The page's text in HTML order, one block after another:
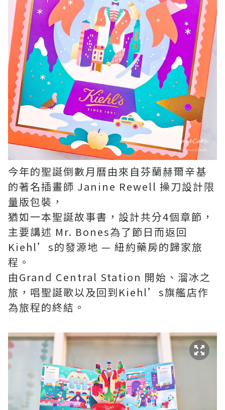
今年的聖誕倒數月曆由來自芬蘭赫爾辛基
的著名插畫師 Janine Rewell 操刀設計限
量版包裝，
猶如一本聖誕故事書，設計共分4個章節，
主要講述 Mr. Bones為了節日而返回
Kiehl’s的發源地 — 紐約藥房的歸家旅
程。
由Grand Central Station 開始、溜冰之
旅，唱聖誕歌以及回到Kiehl’s旗艦店作
為旅程的終結。